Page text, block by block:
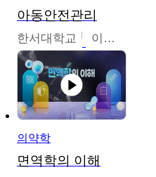
아동안전관리
한서대학교 이태연
의약학
면역학의 이해